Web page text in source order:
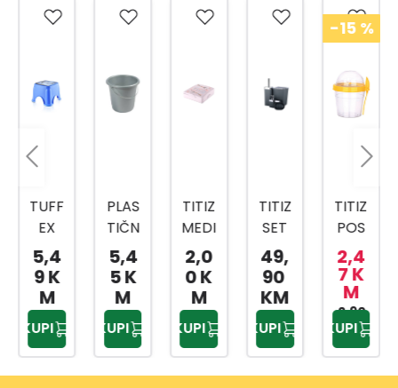
PLAS
TIČN
A
KANT
A SA
MET
ALNO
M
DRŠK
5,4
5 K
M
KUPI
TITIZ
MEDI
CINS
KI
BOX
AP-
9159
2,0
0 K
M
KUPI
TITIZ
SET
ZA
KUPA
TILO
PRIW
EX
TP-
557
49,
90
KM
KUPI
-15
TITIZ
POS
UDA
ZA
BEBI
HRA
NU
500
ML
2,4
7 K
M
2,90
KM
KUPI
-15%
TITIZ
SET
ZA
SLAD
OLED
AP-
9425
3,5
7 K
M
4,20
KM
KUPI